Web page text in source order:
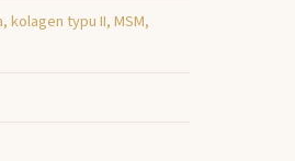
kolagen typu II, MSM,